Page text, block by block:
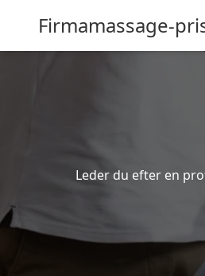
Firmamassage-
Leder du efter en